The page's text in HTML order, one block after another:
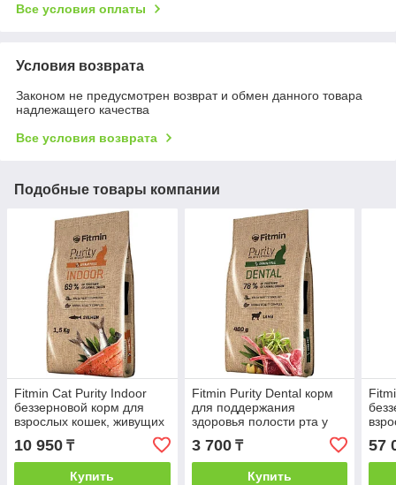
Все условия оплаты
Условия возврата
Законом не предусмотрен возврат и обмен данного товара
надлежащего качества
Все условия возврата
Подобные товары компании
Fitmin Cat Purity Indoor
беззерновой корм для
взрослых кошек, живущих
в помещении, с рыбой,
1.5 кг
10 950 ₸
Купить
Fitmin Purity Dental корм
для поддержания
здоровья полости рта у
взрослых кошек с
ягненком,400г
3 700₸
Купить
57